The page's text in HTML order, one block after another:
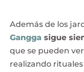
Además de los
Gangga sigue
que se pueden
realizando